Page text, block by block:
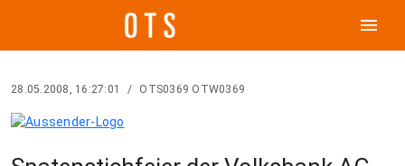
menu
28.05.2008, 16:27:01 / OTS0369 OTW0369